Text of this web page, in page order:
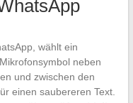
wählt ein
neben
und zwischen den
einen saubereren Text.